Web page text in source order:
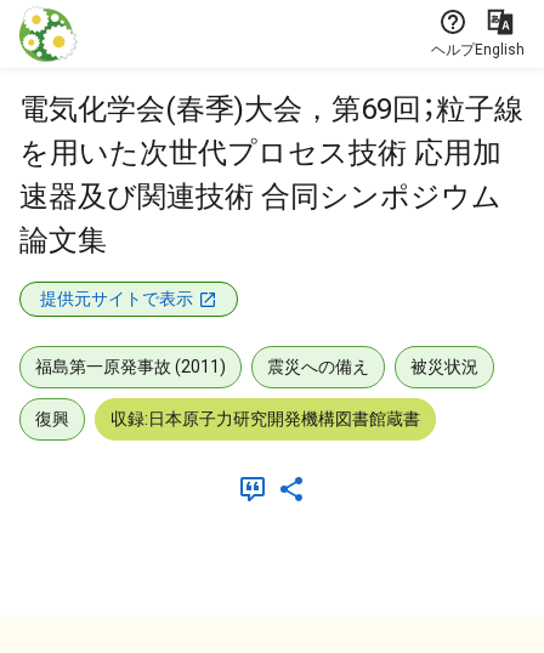
本文に飛ぶ
ヘルプEnglish
電気化学会(春季)大会，第69回；粒子線
を用いた次世代プロセス技術 応用加
速器及び関連技術 合同シンポジウム
論文集
提供元サイトで表示
福島第一原発事故 (2011) 震災への備え 被災状況
復興 収録:日本原子力研究開発機構図書館蔵書